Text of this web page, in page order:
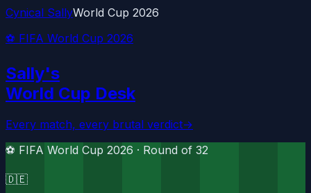
Cynical SallyWorld Cup 2026
⚽ FIFA World Cup 2026
Sally's
World Cup Desk
Every match, every brutal verdict→
⚽ FIFA World Cup 2026 · Round of 32
🇩🇪